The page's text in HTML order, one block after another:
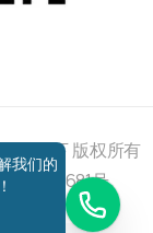
融天下 版权所有
号
电话咨询
我们的